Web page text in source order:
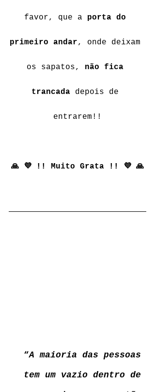
favor, que a porta do
primeiro andar, onde deixam
os sapatos, não fica
trancada depois de
entrarem!!
🙏 💜 !! Muito Grata !! 💜 🙏
“A maioria das pessoas
tem um vazio dentro de